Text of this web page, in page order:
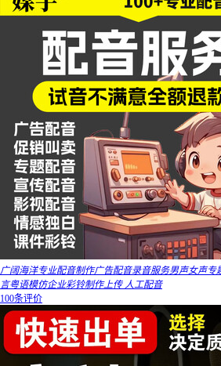
广阔海洋专业配音制作广告配音录音服务男声女声
言粤语模仿企业彩铃制作上传 人工配音
100条评价